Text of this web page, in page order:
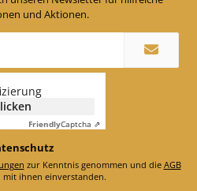
und Aktionen.
FriendlyCaptcha ⇗
zur Kenntnis genommen und die AGB
mit ihnen einverstanden.